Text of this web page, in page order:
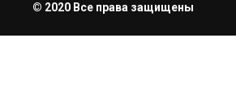
© 2020 Все права защищены